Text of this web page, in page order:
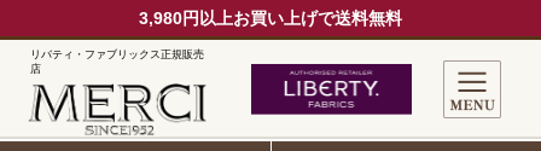
3,980円以上お買い上げで送料無料
リバティ・ファブリックス正規販売
店